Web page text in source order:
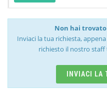
Non hai
Inviaci la tua richiesta,
richiesto il nostro
INVIACI LA